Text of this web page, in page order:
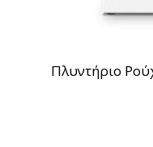
Πλυντήριο